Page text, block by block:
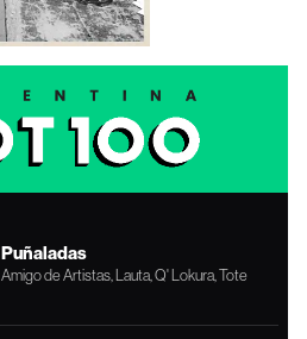
Puñaladas
Amigo de Artistas, Lauta, Q' Lokura, Tote